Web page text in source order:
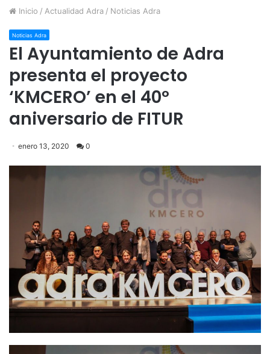
Inicio / Actualidad Adra / Noticias Adra
Noticias Adra
El Ayuntamiento de Adra
presenta el proyecto
‘KMCERO’ en el 40º
aniversario de FITUR
enero 13, 2020 0